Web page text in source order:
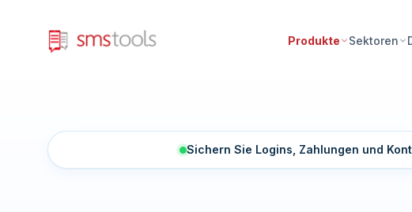
Produkte Sektoren
Sichern Sie Logins, Zahlungen und